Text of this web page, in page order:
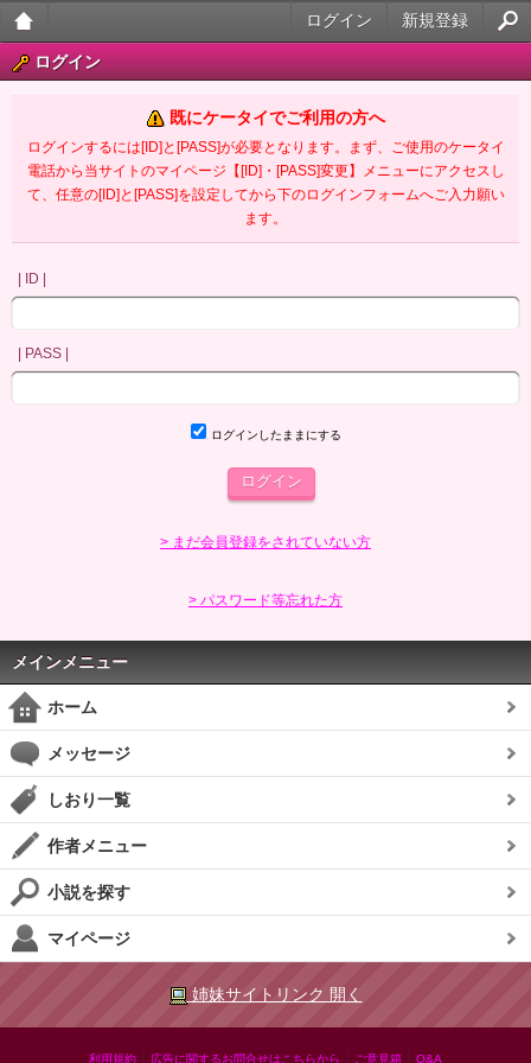
大人
ータ
イ官
新規登録
ログイン
ログイン
既にケータイでご利用の方へ
ログインするには[ID]と[PASS]が必要となります。まず、ご使用のケータイ
電話から当サイトのマイページ【[ID]・[PASS]変更】メニューにアクセスし
て、任意の[ID]と[PASS]を設定してから下のログインフォームへご入力願い
ます。
| ID |
| PASS |
ログインしたままにする
> まだ会員登録をされていない方
> パスワード等忘れた方
メインメニュー
ホーム
メッセージ
しおり一覧
作者メニュー
小説を探す
マイページ
姉妹サイトリンク 開く
利用規約 広告に関するお問合せはこちらから ご意見箱 Q&A